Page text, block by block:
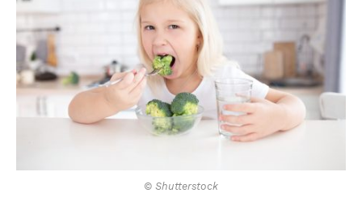
© Shutterstock